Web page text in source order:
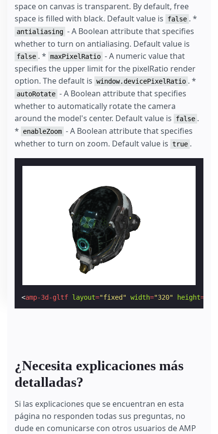
space on canvas is transparent. By default, free
space is filled with black. Default value is
false . *
antialiasing - A Boolean attribute that specifies
whether to turn on antialiasing. Default value is
false . * maxPixelRatio - A numeric value that
specifies the upper limit for the pixelRatio render
option. The default is window.devicePixelRatio . *
autoRotate - A Boolean attribute that specifies
whether to automatically rotate the camera
around the model's center. Default value is
false .
*
enableZoom - A Boolean attribute that specifies
whether to turn on zoom. Default value is true .
<amp-3d-gltf layout="fixed" width="320" height=
¿Necesita explicaciones más
detalladas?
Si las explicaciones que se encuentran en esta
página no responden todas sus preguntas, no
dude en comunicarse con otros usuarios de AMP